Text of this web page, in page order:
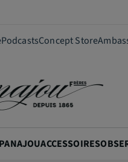
PodcastsConcept Store
ACCESSOIRES